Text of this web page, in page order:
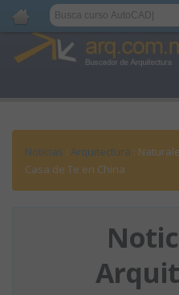
Noticias : Arquitectura :
Casa de Te en China